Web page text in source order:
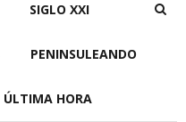
SIGLO XXI
PENINSULEANDO
ÚLTIMA HORA